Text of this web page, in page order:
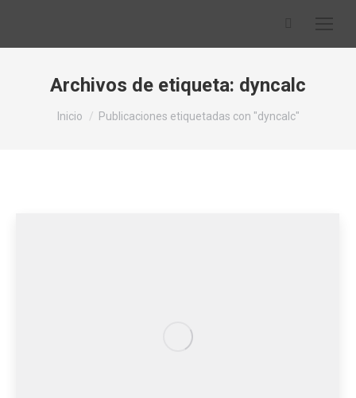
Archivos de etiqueta: dyncalc
Estás aquí:
Inicio Publicaciones etiquetadas con "dyncalc"